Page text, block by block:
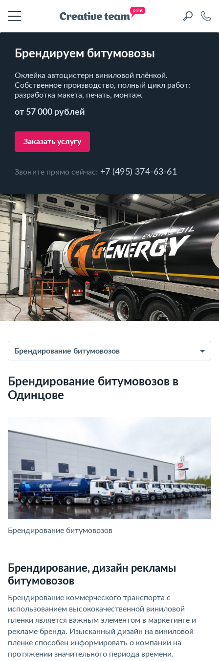
Брендируем битумовозы
Оклейка автоцистерн виниловой плёнкой.
Собственное производство, полный цикл работ:
разработка макета, печать, монтаж
от 57 000 рублей
Заказать услугу
Звоните прямо сейчас: +7 (495) 374-63-61
Брендирование битумовозов
Брендирование битумовозов в
Одинцове
Брендирование битумовозов
Брендирование, дизайн рекламы
битумовозов
Брендирование коммерческого транспорта с
использованием высококачественной виниловой
пленки является важным элементом в маркетинге и
рекламе бренда. Изысканный дизайн на виниловой
пленке способен информировать о компании на
протяжении значительного периода времени.